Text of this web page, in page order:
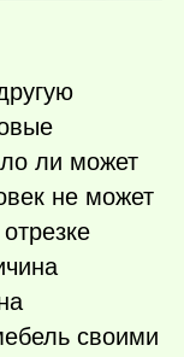
ли может
не может
своими